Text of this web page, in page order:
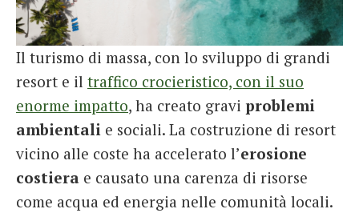
Il turismo di massa, con lo sviluppo di grandi
resort e il traffico crocieristico, con il suo
enorme impatto, ha creato gravi problemi
ambientali e sociali. La costruzione di resort
vicino alle coste ha accelerato l’erosione
costiera e causato una carenza di risorse
come acqua ed energia nelle comunità locali.